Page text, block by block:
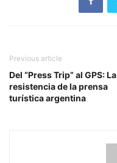
Previous article
Del “Press Trip” al GPS: La
resistencia de la prensa
turística argentina